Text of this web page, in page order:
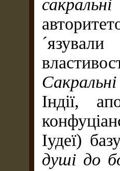
Індії,
Іудеї)
душі до